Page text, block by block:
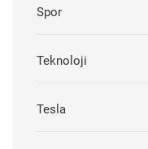
Spor
Teknoloji
Tesla